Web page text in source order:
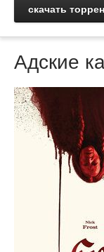
скачать
Адские